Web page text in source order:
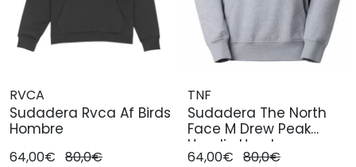
RVCA
Sudadera Rvca Af Birds
Hombre
64,00€ 80,0€
TNF
Sudadera The North
Face M Drew Peak
Hoodie Hombre
64,00€ 80,0€